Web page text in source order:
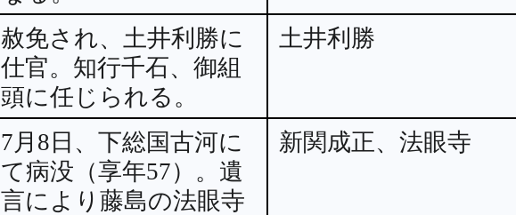
赦免され、土井利勝に
仕官。知行千石、御組
頭に任じられる。
土井利勝
7月8日、下総国古河に
て病没（享年57）。遺
言により藤島の法眼寺
新関成正、法眼寺